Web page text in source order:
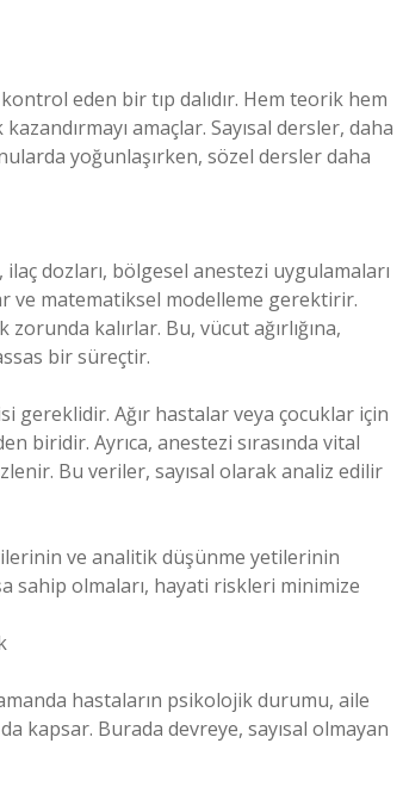
eden bir tıp dalıdır. Hem teorik hem
amaçlar. Sayısal dersler, daha
yoğunlaşırken, sözel dersler daha
dozları, bölgesel anestezi uygulamaları
ve matematiksel modelleme gerektirir.
kalırlar. Bu, vücut ağırlığına,
bir süreçtir.
Ağır hastalar veya çocuklar için
biridir. Ayrıca, anestezi sırasında vital
Bu veriler, sayısal olarak analiz edilir
ve analitik düşünme yetilerinin
sahip olmaları, hayati riskleri minimize
hastaların psikolojik durumu, aile
kapsar. Burada devreye, sayısal olmayan